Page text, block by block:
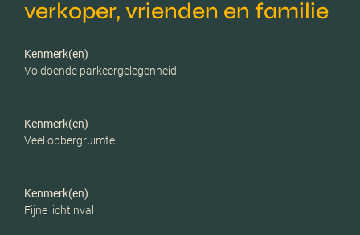
Isolatie
Dakisolatie, vloerisolatie,
C.v.-ketel bouwjaar
verkoper, vrienden en familie
Kenmerk(en)
Voldoende parkeergelegenheid
Kenmerk(en)
Veel opbergruimte
Kenmerk(en)
Fijne lichtinval